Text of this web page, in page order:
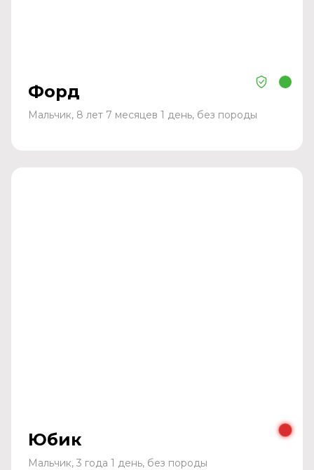
Форд
Мальчик, 8 лет 7 месяцев 1 день, без породы
Юбик
Мальчик, 3 года 1 день, без породы